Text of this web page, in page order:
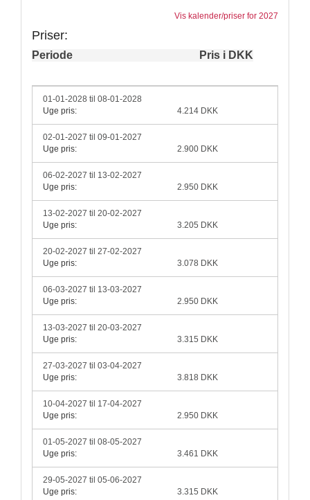
Vis kalender/priser for 2027
Priser:
Periode Pris i DKK
01-01-2028 til 08-01-2028
Uge pris:
4.214 DKK
02-01-2027 til 09-01-2027
Uge pris:
2.900 DKK
06-02-2027 til 13-02-2027
Uge pris:
2.950 DKK
13-02-2027 til 20-02-2027
Uge pris:
3.205 DKK
20-02-2027 til 27-02-2027
Uge pris:
3.078 DKK
06-03-2027 til 13-03-2027
Uge pris:
2.950 DKK
13-03-2027 til 20-03-2027
Uge pris:
3.315 DKK
27-03-2027 til 03-04-2027
Uge pris:
3.818 DKK
10-04-2027 til 17-04-2027
Uge pris:
2.950 DKK
01-05-2027 til 08-05-2027
Uge pris:
3.461 DKK
29-05-2027 til 05-06-2027
Uge pris:
3.315 DKK